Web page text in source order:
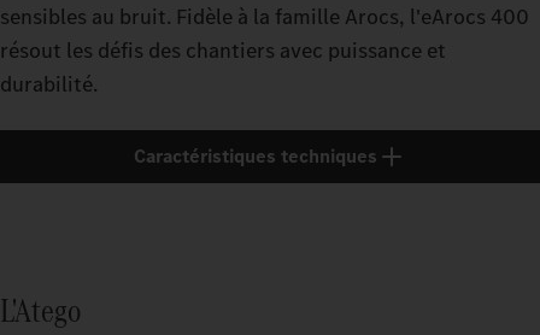
sensibles au bruit. Fidèle à la famille Arocs, l'eArocs 400
résout les défis des chantiers avec puissance et
durabilité.
Caractéristiques techniques
L'Atego